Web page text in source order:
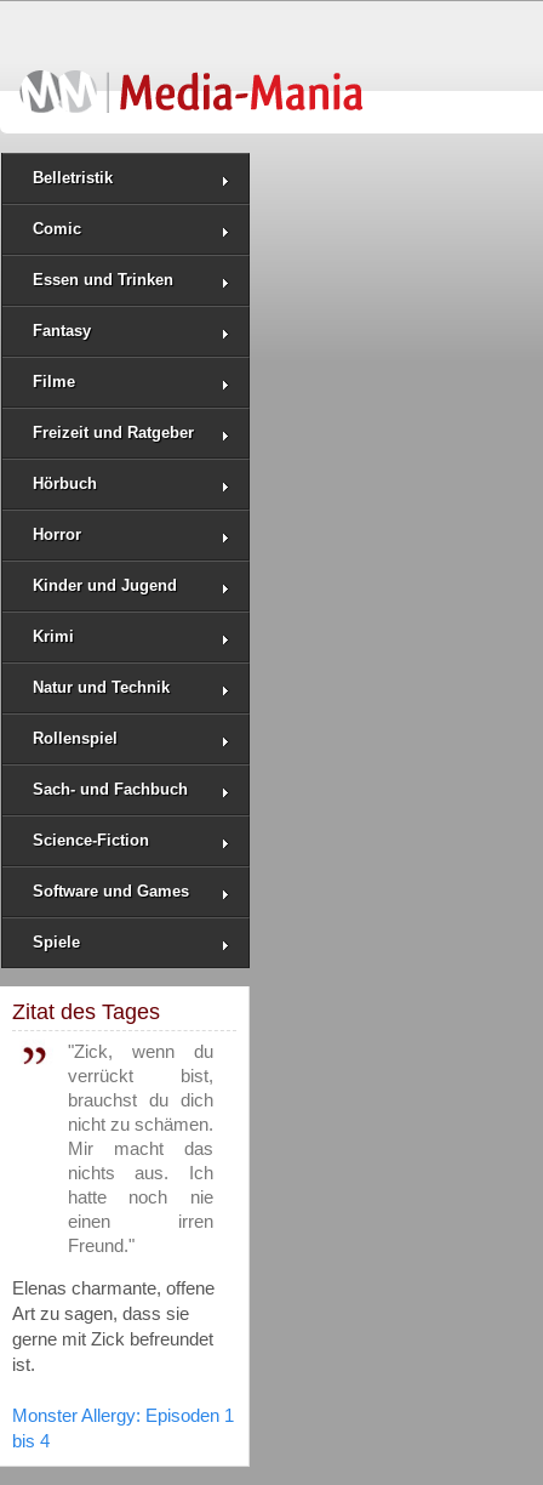
Belletristik
Comic
Essen und Trinken
Fantasy
Filme
Freizeit und Ratgeber
Hörbuch
Horror
Kinder und Jugend
Krimi
Natur und Technik
Rollenspiel
Sach- und Fachbuch
Science-Fiction
Software und Games
Spiele
Zitat des Tages
"Zick, wenn du
verrückt bist,
brauchst du dich
nicht zu schämen.
Mir macht das
nichts aus. Ich
hatte noch nie
einen irren
Freund."
Elenas charmante, offene
Art zu sagen, dass sie
gerne mit Zick befreundet
ist.
Monster Allergy: Episoden 1
bis 4